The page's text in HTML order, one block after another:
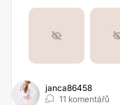
janca86458
11 komentářů